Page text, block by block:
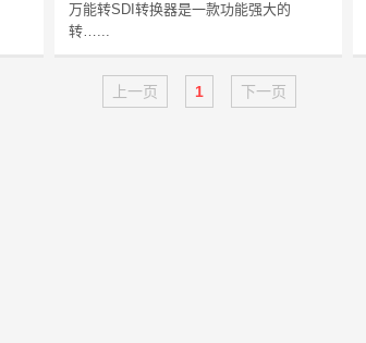
万能转SDI转换器是一款功能强大的
转…...
上一页 1 下一页